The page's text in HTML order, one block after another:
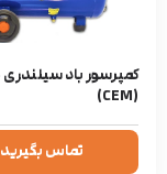
(CEM)
تماس بگیرید